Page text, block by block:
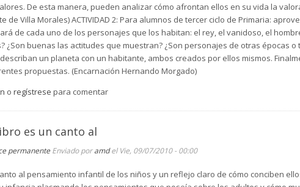
De esta manera, pueden analizar cómo afrontan ellos en su vida la
de Villa Morales) ACTIVIDAD 2: Para alumnos de tercer ciclo de Primaria:
de cada uno de los personajes que los habitan: el rey, el vanidoso, el
¿Son buenas las actitudes que muestran? ¿Son personajes de otras épocas
un planeta con un habitante, ambos creados por ellos mismos.
propuestas. (Encarnación Hernando Morgado)
o regístrese para comentar
es un canto al
permanente Enviado poramdel Vie, 09/07/2010 - 00:00
al pensamiento infantil de los niños y un reflejo claro de cómo conciben